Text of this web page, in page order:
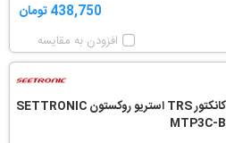
438,750 تومان
افزودن به مقایسه
کانکتور TRS استریو روکستون SETTRONIC
MTP3C-B